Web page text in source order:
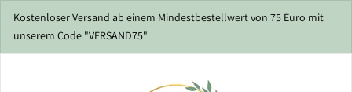
Kostenloser Versand ab einem Mindestbestellwert von 75 Euro mit
unserem Code "VERSAND75"